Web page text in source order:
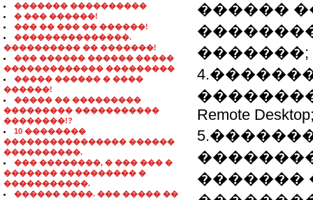
������� ����������
� ��� ������!
��� �� ��� �� ������!
���������������.
���������� �� �������!
��� ������ ������ �����
������������� ���������
����� ������ � ����
������!
����� �� ���������
��������� �����������
��������!?
10 ��������
���������������� ������
����������.
��� ��������, � ��� ��� �
������� ���������� �
�����������.
������ ����. ��� ����� ��
������
�������;
Remote
�������